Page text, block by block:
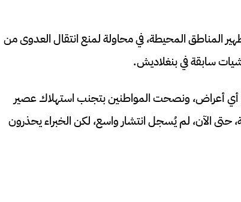
المناطق المحيطة، في محاولة لمنع انتقال العدوى من
سابقة في بنغلاديش.
أي أعراض، ونصحت المواطنين بتجنب استهلاك عصير
حتى الآن، لم يُسجل انتشار واسع، لكن الخبراء يحذرون